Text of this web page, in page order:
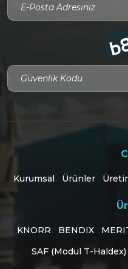
Güvenlik Kodu
Kurumsal Ürünler
KNORR BENDIX
SAF (Modul T-Haldex)